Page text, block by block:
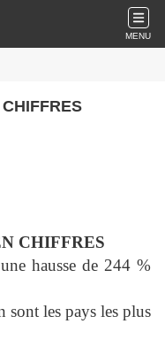
MENU
CHIFFRES
hausse de 244 %
sont les pays les plus